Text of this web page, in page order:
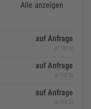
Alle anzeigen
auf Anfrage
je 100 St
auf Anfrage
je 100 St
auf Anfrage
je 100 St